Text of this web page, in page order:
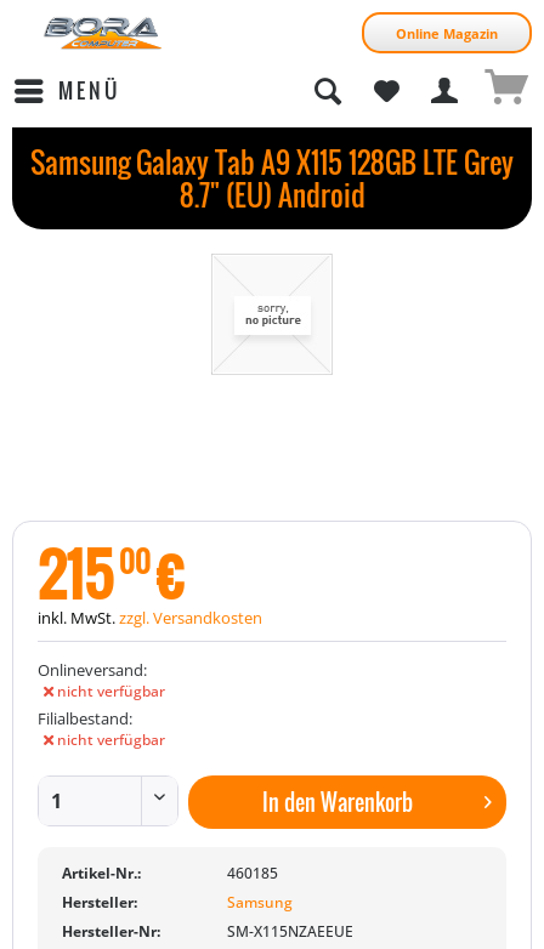
Online Magazin
MENÜ
Samsung Galaxy Tab A9 X115 128GB LTE Grey
8.7" (EU) Android
21500€
inkl. MwSt.zzgl. Versandkosten
Onlineversand:
nicht verfügbar
Filialbestand:
nicht verfügbar
In denWarenkorb
Artikel-Nr.:
460185
Hersteller:
Samsung
Hersteller-Nr:
SM-X115NZAEEUE